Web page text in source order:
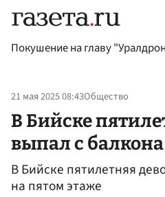
Покушение на главу
21 мая 2025 08:43Общество
В Бийске
выпал с
В Бийске пятилетняя
на пятом этаже